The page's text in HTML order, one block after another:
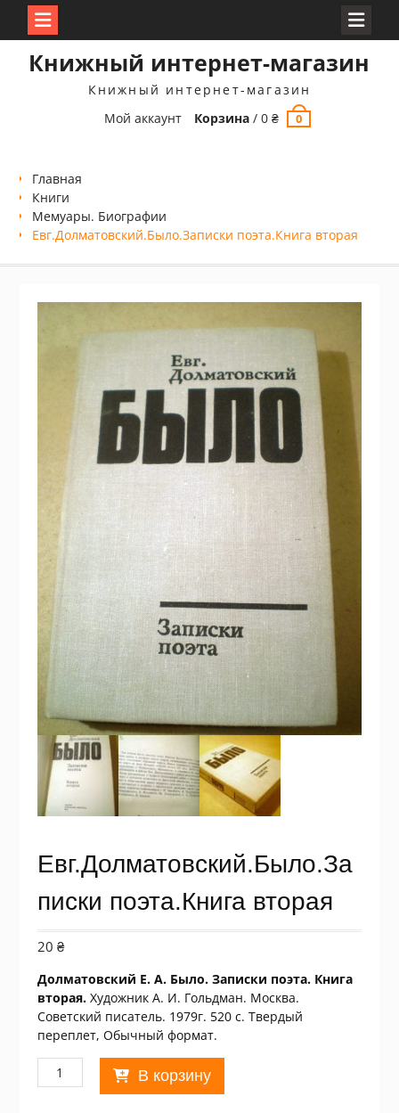
Книжный интернет-магазин
Книжный интернет-магазин
Мой аккаунт
Корзина /0₴ 0
Главная
Книги
Мемуары. Биографии
Евг.Долматовский.Было.Записки поэта.Книга вторая
Евг.Долматовский.Было.За
писки поэта.Книга вторая
20 ₴
Долматовский Е. А. Было. Записки поэта. Книга
вторая. Художник А. И. Гольдман. Москва.
Советский писатель. 1979г. 520 с. Твердый
переплет, Обычный формат.
Количество
товара
В корзину